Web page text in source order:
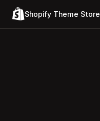
Shopify Theme Store